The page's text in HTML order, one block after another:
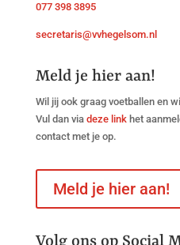
077 398 3895
secretaris@vvhegelsom.nl
Meld je hier aan!
Wil jij ook graag voetballen en
Vul dan via deze linkhet
contact met je op.
Meld je hier aan!